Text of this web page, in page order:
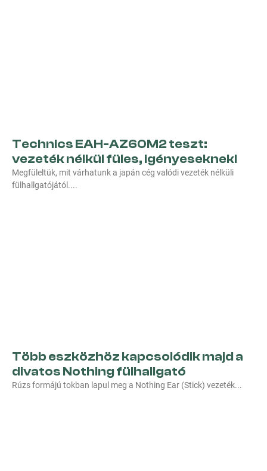
Technics EAH-AZ60M2 teszt:
vezeték nélkül füles, igényeseknek!
Megfüleltük, mit várhatunk a japán cég valódi vezeték nélküli
fülhallgatójától.
Több eszközhöz kapcsolódik majd a
divatos Nothing fülhallgató
Rúzs formájú tokban lapul meg a Nothing Ear (Stick) vezeték